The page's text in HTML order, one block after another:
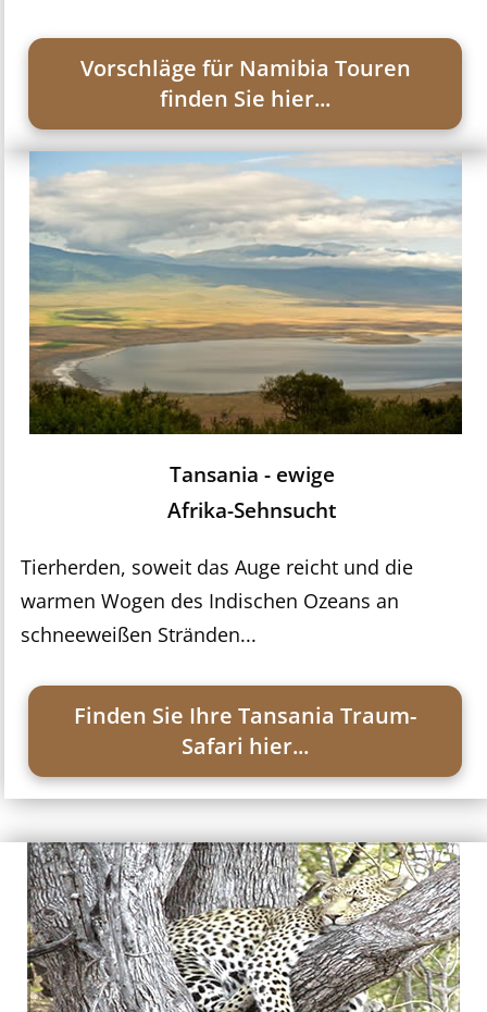
Vorschläge für Namibia Touren
finden Sie hier...
Tansania - ewige
Afrika-Sehnsucht
Tierherden, soweit das Auge reicht und die
warmen Wogen des Indischen Ozeans an
schneeweißen Stränden...
Finden Sie Ihre Tansania Traum-
Safari hier...